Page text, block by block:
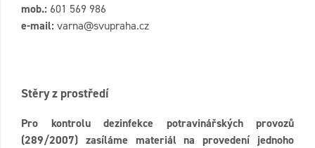
mob.: 601 569 986
e-mail: varna@svupraha.cz
Stěry z prostředí
Pro kontrolu dezinfekce potravinářských provozů
(289/2007) zasíláme materiál na provedení jednoho